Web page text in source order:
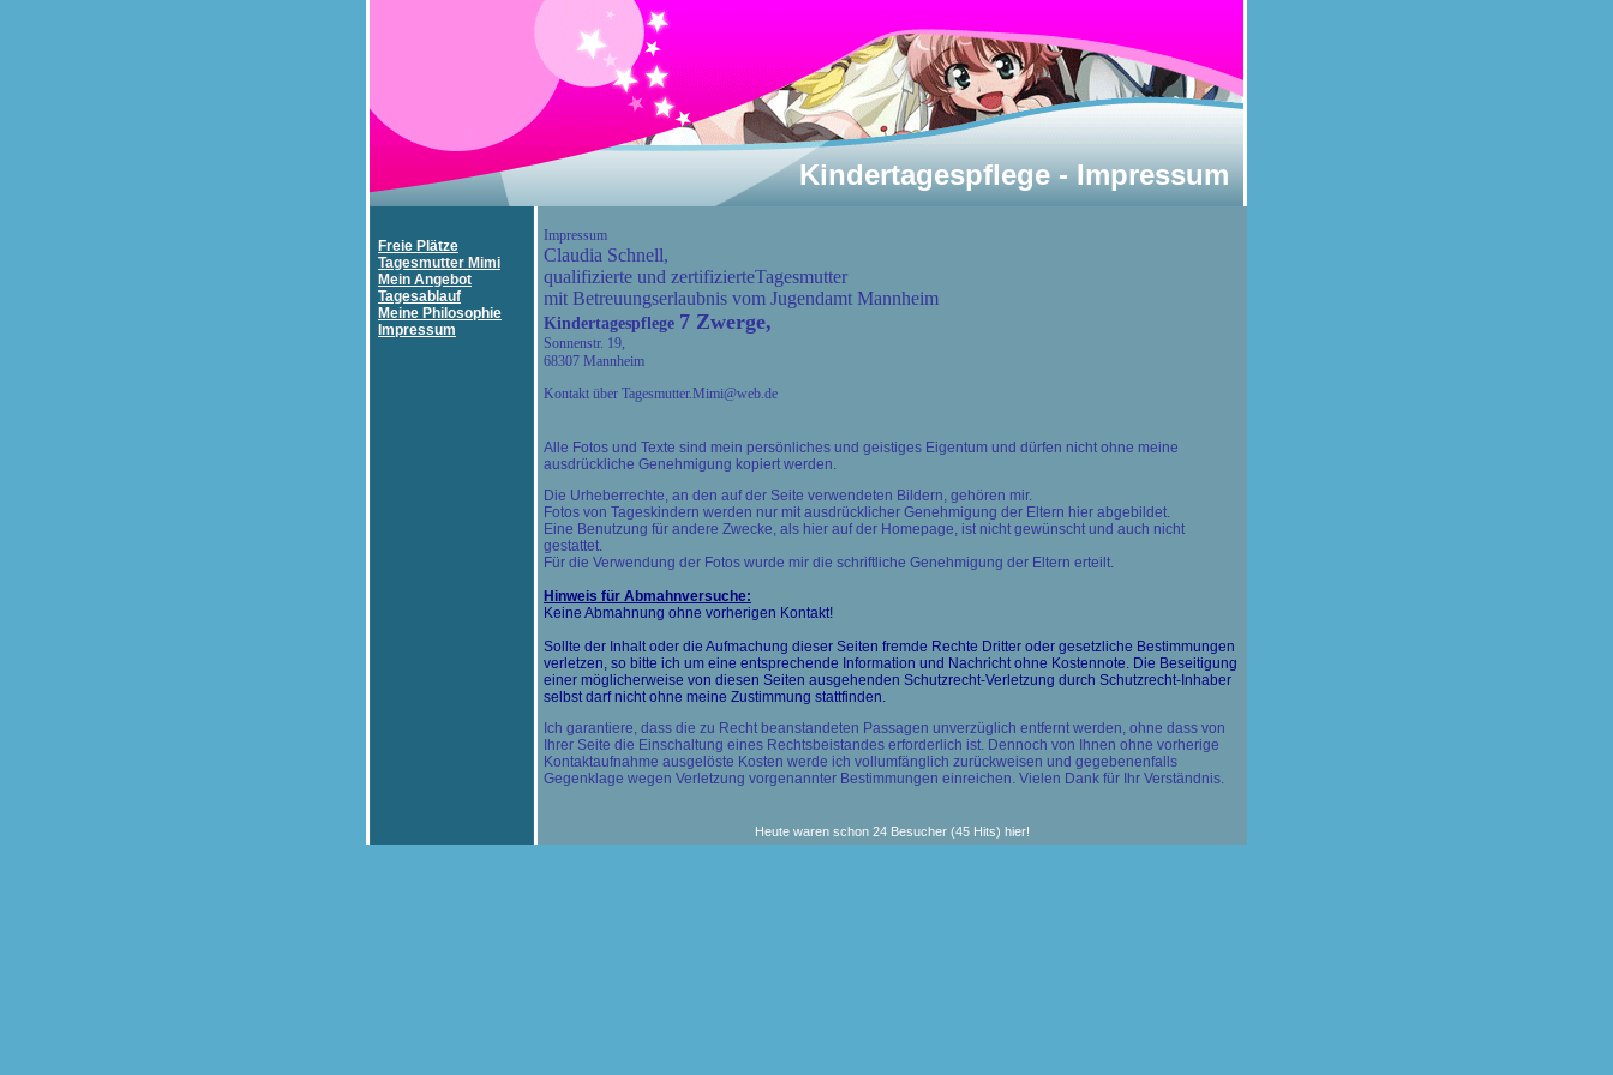
Kindertagespflege - Impressum
Freie Plätze
Tagesmutter Mimi
Mein Angebot
Tagesablauf
Meine Philosophie
Impressum
Impressum
Claudia Schnell,
qualifizierte und zertifizierteTagesmutter
mit Betreuungserlaubnis vom Jugendamt Mannheim
Kindertagespflege 7 Zwerge,
Sonnenstr. 19,
68307 Mannheim
Kontakt über Tagesmutter.Mimi@web.de
Alle Fotos und Texte sind mein persönliches und geistiges Eigentum und dürfen nicht ohne meine
ausdrückliche Genehmigung kopiert werden.
Die Urheberrechte, an den auf der Seite verwendeten Bildern, gehören mir.
Fotos von Tageskindern werden nur mit ausdrücklicher Genehmigung der Eltern hier abgebildet.
Eine Benutzung für andere Zwecke, als hier auf der Homepage, ist nicht gewünscht und auch nicht
gestattet.
Für die Verwendung der Fotos wurde mir die schriftliche Genehmigung der Eltern erteilt.
Hinweis für Abmahnversuche:
Keine Abmahnung ohne vorherigen Kontakt!
Sollte der Inhalt oder die Aufmachung dieser Seiten fremde Rechte Dritter oder gesetzliche Bestimmungen
verletzen, so bitte ich um eine entsprechende Information und Nachricht ohne Kostennote. Die Beseitigung
einer möglicherweise von diesen Seiten ausgehenden Schutzrecht-Verletzung durch Schutzrecht-Inhaber
selbst darf nicht ohne meine Zustimmung stattfinden.
Ich garantiere, dass die zu Recht beanstandeten Passagen unverzüglich entfernt werden, ohne dass von
Ihrer Seite die Einschaltung eines Rechtsbeistandes erforderlich ist. Dennoch von Ihnen ohne vorherige
Kontaktaufnahme ausgelöste Kosten werde ich vollumfänglich zurückweisen und gegebenenfalls
Gegenklage wegen Verletzung vorgenannter Bestimmungen einreichen. Vielen Dank für Ihr Verständnis.
Heute waren schon 24 Besucher (45 Hits) hier!